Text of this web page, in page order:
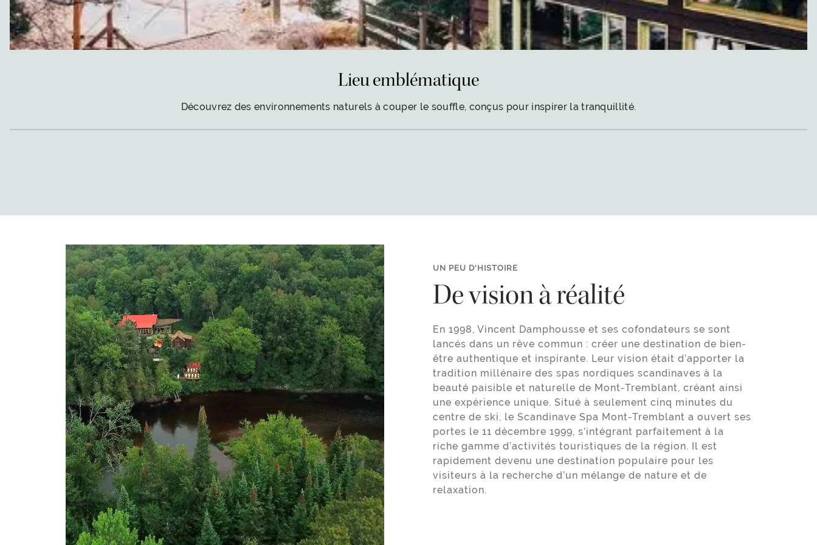
Lieu emblématique
Découvrez des environnements naturels à couper le souffle, conçus pour inspirer la tranquillité.
UN PEU D'HISTOIRE
De vision à réalité
En 1998, Vincent Damphousse et ses cofondateurs se sont
lancés dans un rêve commun : créer une destination de bien-
être authentique et inspirante. Leur vision était d’apporter la
tradition millénaire des spas nordiques scandinaves à la
beauté paisible et naturelle de Mont-Tremblant, créant ainsi
une expérience unique. Situé à seulement cinq minutes du
centre de ski, le Scandinave Spa Mont-Tremblant a ouvert ses
portes le 11 décembre 1999, s’intégrant parfaitement à la
riche gamme d’activités touristiques de la région. Il est
rapidement devenu une destination populaire pour les
visiteurs à la recherche d’un mélange de nature et de
relaxation.